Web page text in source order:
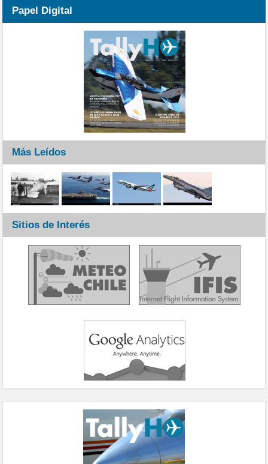
Papel Digital
Más Leídos
Sitios de Interés